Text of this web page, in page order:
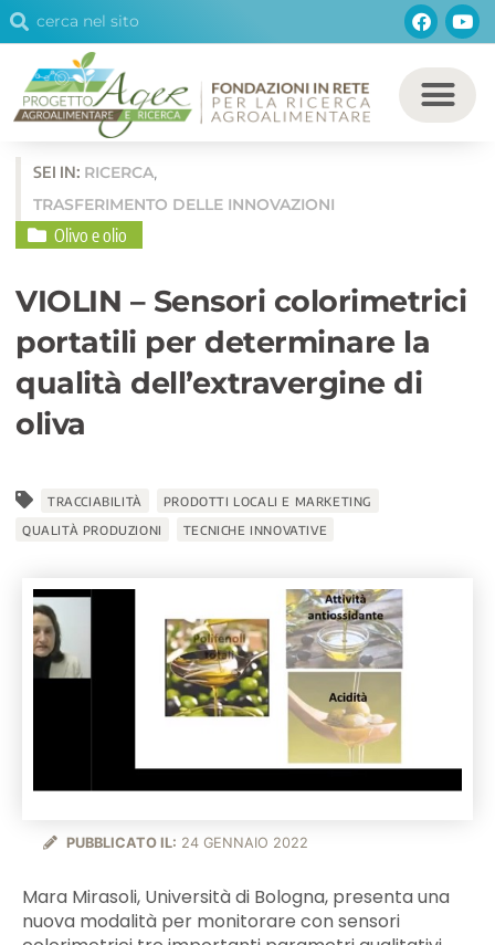
VaiCerca Cerca
SEI IN: RICERCA
TRASFERIMENTO DELLE INNOVAZIONI
Olivo e olio
VIOLIN – Sensori colorimetrici
portatili per determinare la
qualità dell’extravergine di
oliva
TRACCIABILITÀ
PRODOTTI LOCALI E MARKETING
QUALITÀ PRODUZIONI
TECNICHE INNOVATIVE
PUBBLICATO IL: 24 GENNAIO 2022
Mara Mirasoli, Università di Bologna, presenta una
nuova modalità per monitorare con sensori